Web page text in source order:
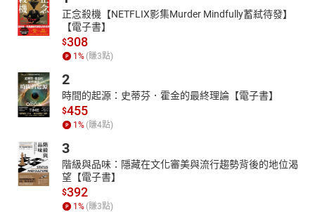
正念殺機【NETFLIX影集Murder Mindfully蓄弒待發】
【電子書】
$308
1% (賺3點)
2
時間的起源：史蒂芬．霍金的最終理論【電子書】
$455
1% (賺4點)
3
階級與品味：隱藏在文化審美與流行趨勢背後的地位渴
望【電子書】
$392
1% (賺3點)